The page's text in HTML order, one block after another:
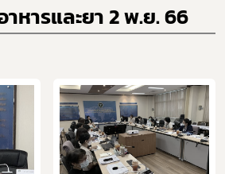
หารและยา 2 พ.ย. 66
Subscribe